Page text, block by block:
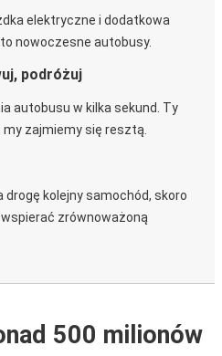
elektryczne i dodatkowa
nowoczesne autobusy.
podróżuj
autobusu w kilka sekund. Ty
zajmiemy się resztą.
drogę kolejny samochód, skoro
zrównoważoną
500 milionów